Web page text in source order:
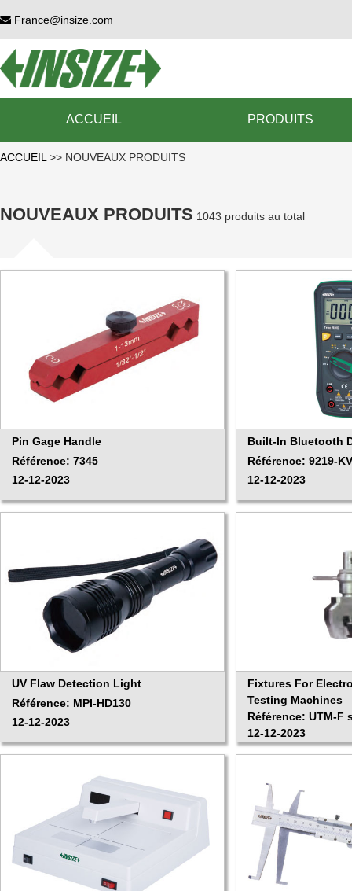
France@insize.com
ACCUEIL PRODUITS
ACCUEIL >> NOUVEAUX PRODUITS
NOUVEAUX PRODUITS 1043 produits au total
Pin Gage Handle
Référence: 7345
12-12-2023
Built-In Bluetooth
Référence: 9219-
12-12-2023
UV Flaw Detection Light
Référence: MPI-HD130
12-12-2023
Fixtures For
Testing Machines
Référence: UTM-F
12-12-2023